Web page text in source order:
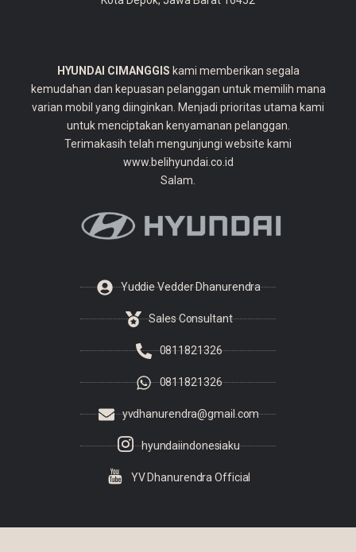
HYUNDAI CIMANGGIS kami memberikan segala
kemudahan dan kepuasan pelanggan untuk memilih mana
varian mobil yang diinginkan. Menjadi prioritas utama kami
untuk menciptakan kenyamanan pelanggan.
Terimakasih telah mengunjungi website kami
www.belihyundai.co.id
Salam.
Yuddie Vedder Dhanurendra
Sales Consultant
0811821326
0811821326
yvdhanurendra@gmail.com
hyundaiindonesiaku
YV Dhanurendra Official